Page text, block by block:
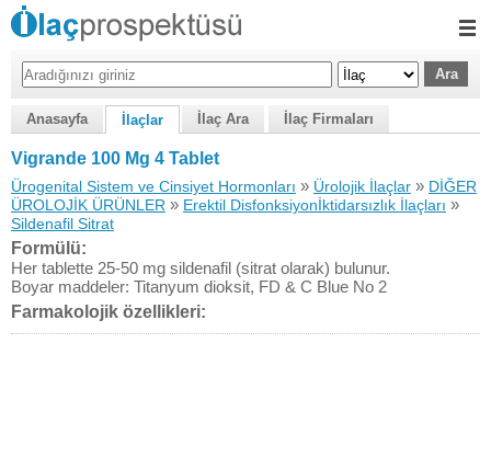
Anasayfa İlaçlar İlaç Ara İlaç Firmaları
Vigrande 100 Mg 4 Tablet
Ürogenital Sistem ve Cinsiyet Hormonları » Ürolojik İlaçlar » DİĞER
ÜROLOJİK ÜRÜNLER » Erektil Disfonksiyonİktidarsızlık İlaçları »
Sildenafil Sitrat
Formülü:
Her tablette 25-50 mg sildenafil (sitrat olarak) bulunur.
Boyar maddeler: Titanyum dioksit, FD & C Blue No 2
Farmakolojik özellikleri: